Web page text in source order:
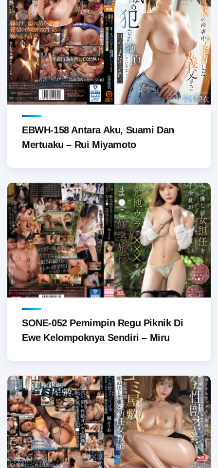
EBWH-158 Antara Aku, Suami Dan
Mertuaku – Rui Miyamoto
SONE-052 Pemimpin Regu Piknik Di
Ewe Kelompoknya Sendiri – Miru